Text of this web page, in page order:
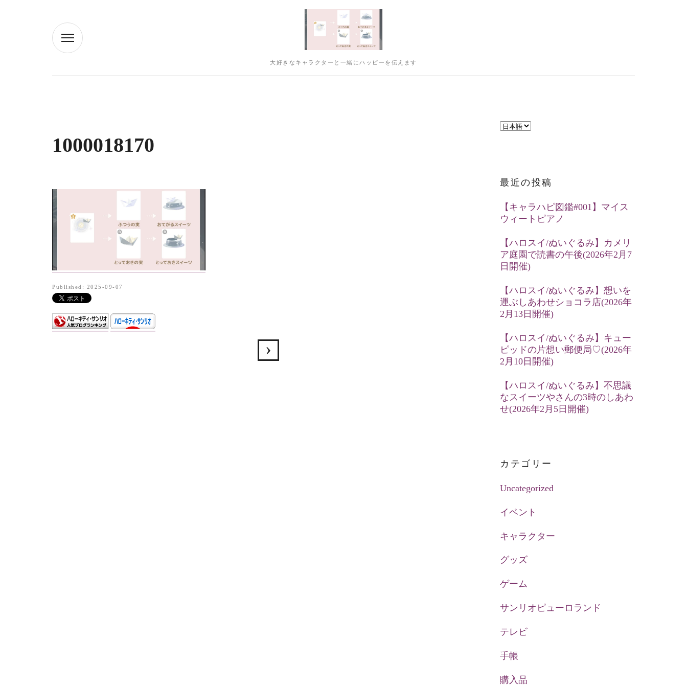
大好きなキャラクターと一緒にハッピーを伝えます
1000018170
Published: 2025-09-07
言
択
最近の投稿
【キャラハピ図鑑#001】マイス
ウィートピアノ
【ハロスイ/ぬいぐるみ】カメリ
ア庭園で読書の午後(2026年2月7
日開催)
【ハロスイ/ぬいぐるみ】想いを
運ぶしあわせショコラ店(2026年
2月13日開催)
【ハロスイ/ぬいぐるみ】キュー
ピッドの片想い郵便局♡(2026年
2月10日開催)
【ハロスイ/ぬいぐるみ】不思議
なスイーツやさんの3時のしあわ
せ(2026年2月5日開催)
カテゴリー
Uncategorized
イベント
キャラクター
グッズ
ゲーム
サンリオピューロランド
テレビ
手帳
購入品